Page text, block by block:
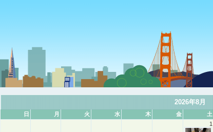
2026年8月
日 月 火 水 木 金
土
1